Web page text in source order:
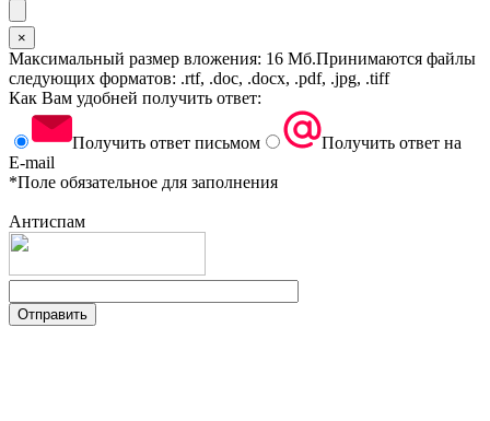
×
Максимальный размер вложения: 16 Мб.Принимаются файлы
следующих форматов: .rtf, .doc, .docx, .pdf, .jpg, .tiff
Как Вам удобней получить ответ:
Получить ответ письмом
Получить ответ на
E-mail
*Поле обязательное для заполнения
Антиспам